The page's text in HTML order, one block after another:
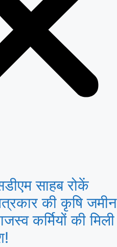
साहब रोकें
की कृषि जमीन
कर्मियों की मिली